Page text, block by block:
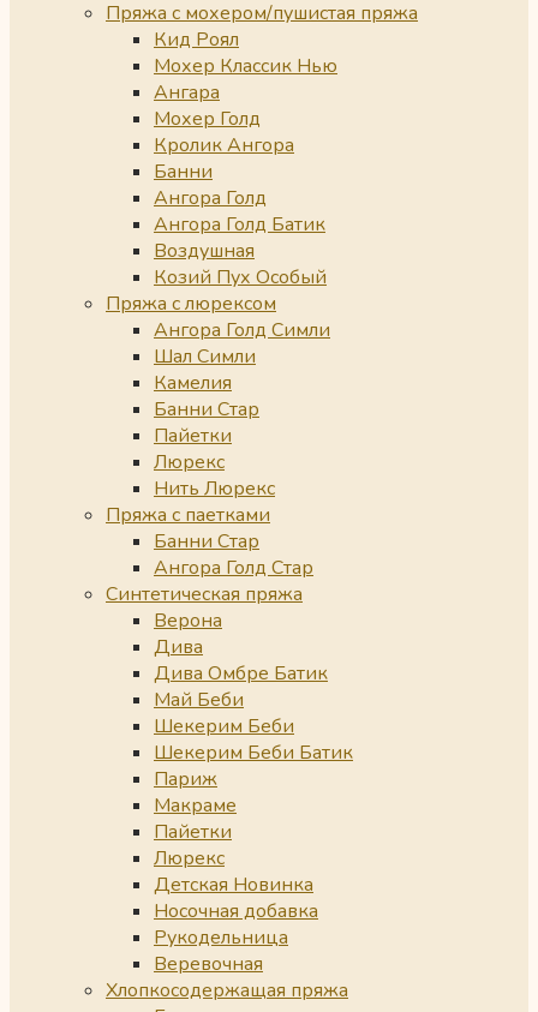
Пряжа с мохером/пушистая пряжа
Кид Роял
Мохер Классик Нью
Ангара
Мохер Голд
Кролик Ангора
Банни
Ангора Голд
Ангора Голд Батик
Воздушная
Козий Пух Особый
Пряжа с люрексом
Ангора Голд Симли
Шал Симли
Камелия
Банни Стар
Пайетки
Люрекс
Нить Люрекс
Пряжа с паетками
Банни Стар
Ангора Голд Стар
Синтетическая пряжа
Верона
Дива
Дива Омбре Батик
Май Беби
Шекерим Беби
Шекерим Беби Батик
Париж
Макраме
Пайетки
Люрекс
Детская Новинка
Носочная добавка
Рукодельница
Веревочная
Хлопкосодержащая пряжа